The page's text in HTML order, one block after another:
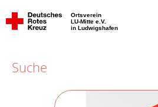
Ortsverein
LU-Mitte e.V.
in Ludwigshafen
Suche